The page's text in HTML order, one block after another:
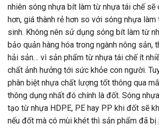
nhiên sóng nhựa bít làm từ nhựa tái chế sẽ
hơn, giá thành rẻ hơn so với sóng nhựa
sinh. Không nên sử dụng sóng bít làm từ
bảo quản hàng hóa trong ngành nông sản,
hải sản… vì sản phẩm từ nhựa tái chế ít
chất ảnh hưởng tới sức khỏe con người.
phân biệt nhựa chất lượng tốt thông qua
thông dụng nhất đó chính là đốt. Sóng
tạo từ nhựa HDPE, PE hay PP khi đốt sẽ
nếu đốt mà có mùi khét thì sản phẩm đã bị